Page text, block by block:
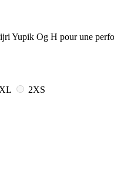
Yupik Og H pour une
XL
2XS